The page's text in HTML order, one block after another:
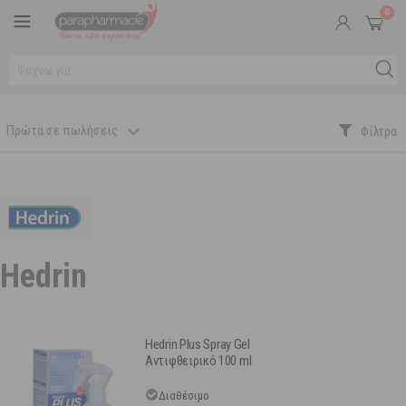
0
Πρώτα σε πωλήσεις
Hedrin
Hedrin Plus Spray Gel
Αντιφθειρικό 100 ml
Διαθέσιμο